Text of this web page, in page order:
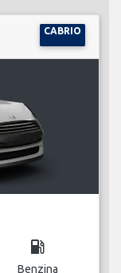
CABRIO
local_gas_station
Benzina